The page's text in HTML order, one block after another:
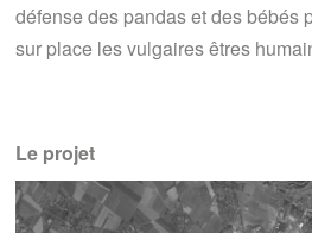
défense des pandas et des bébés
sur place les vulgaires êtres
Le projet